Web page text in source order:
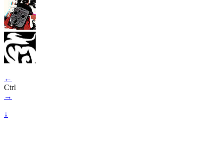
←
Ctrl
→
↓